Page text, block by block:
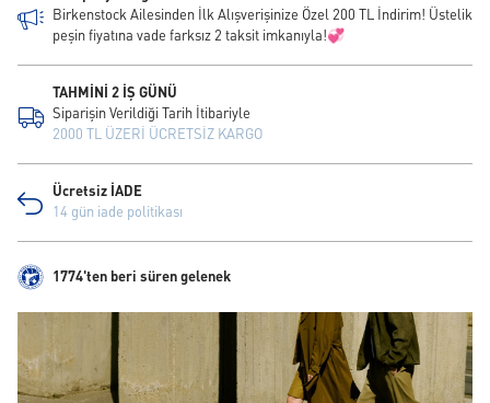
Birkenstock Ailesinden İlk Alışverişinize Özel 200 TL İndirim! Üstelik
peşin fiyatına vade farksız 2 taksit imkanıyla!💞
TAHMİNİ 2 İŞ GÜNÜ
Siparişin Verildiği Tarih İtibariyle
2000 TL ÜZERİ ÜCRETSİZ KARGO
Ücretsiz İADE
14 gün iade politikası
1774'ten beri süren gelenek